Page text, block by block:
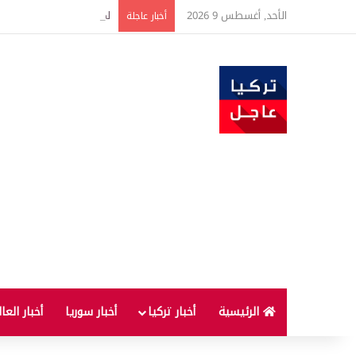
الأحد, أغسطس 9 2026 أخبار عاجلة لماذا لا يُنصح بإطفاء
الرئيسية أخبار تركيا أخبار سوريا أخبار